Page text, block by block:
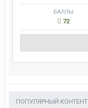
БАЛЛЫ
72
ПОПУЛЯРНЫЙ КОНТЕНТ